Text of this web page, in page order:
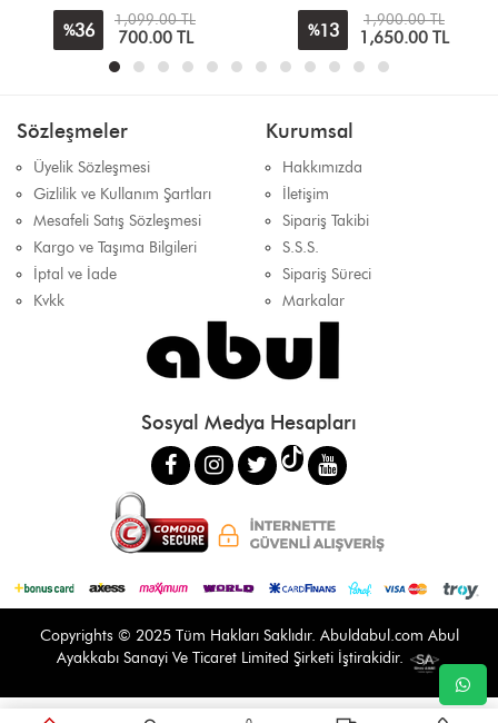
%13
1,900.00 TL
1,650.00 TL %25
2,200.00 TL
1,650.00 TL
Sözleşmeler
Üyelik Sözleşmesi
Gizlilik ve Kullanım Şartları
Mesafeli Satış Sözleşmesi
Kargo ve Taşıma Bilgileri
İptal ve İade
Kvkk
Kurumsal
Hakkımızda
İletişim
Sipariş Takibi
S.S.S.
Sipariş Süreci
Markalar
Sosyal Medya Hesapları
Copyrights © 2025 Tüm Hakları Saklıdır. Abuldabul.com Abul
Ayakkabı Sanayi Ve Ticaret Limited Şirketi İştirakidir.